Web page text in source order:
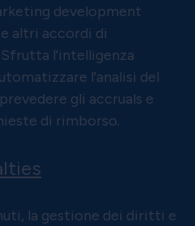
development
altri accordi di
l'intelligenza
l'analisi del
gli accruals e
di rimborso.
la gestione dei diritti e